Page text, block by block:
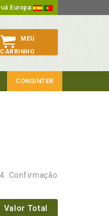
Europa
MEU
CARRINHO
CONSINTER
4. Confirmação
Valor Total